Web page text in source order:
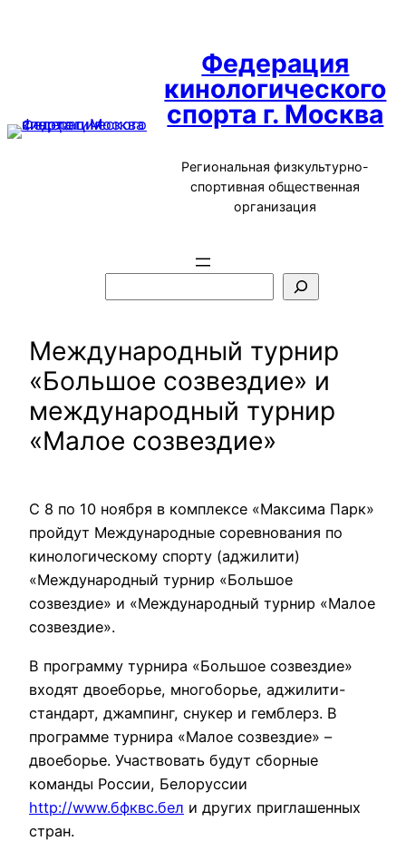
Федерация
кинологического
спорта г. Москва
Региональная физкультурно-
спортивная общественная
организация
Международный турнир
«Большое созвездие» и
международный турнир
«Малое созвездие»
С 8 по 10 ноября в комплексе «Максима Парк»
пройдут Международные соревнования по
кинологическому спорту (аджилити)
«Международный турнир «Большое
созвездие» и «Международный турнир «Малое
созвездие».
В программу турнира «Большое созвездие»
входят двоеборье, многоборье, аджилити-
стандарт, джампинг, снукер и гемблерз. В
программе турнира «Малое созвездие» –
двоеборье. Участвовать будут сборные
команды России, Белоруссии
http://www.бфквс.бел и других приглашенных
стран.